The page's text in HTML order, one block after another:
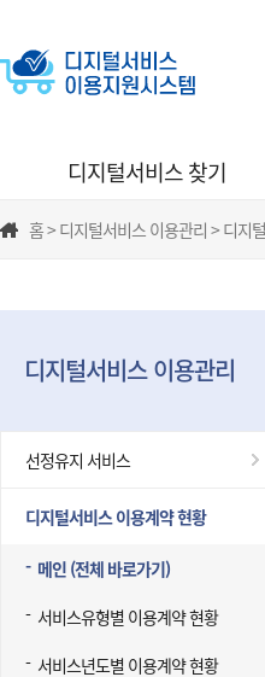
디지털서비스 찾기
홈 > 디지털서비스 이용관리 > 디지
디지털서비스 이용관리
선정유지 서비스
디지털서비스 이용계약 현황
메인 (전체 바로가기)
서비스유형별 이용계약 현황
서비스년도별 이용계약 현황